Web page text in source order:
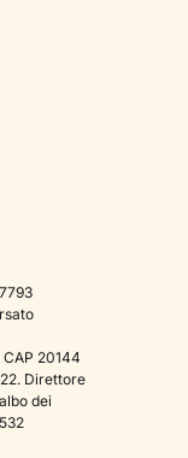
20144
Direttore
dei